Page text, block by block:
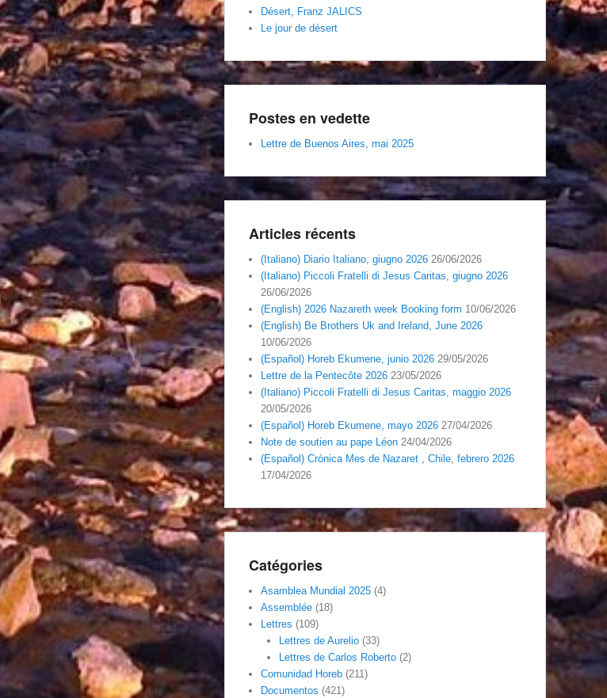
Désert, Franz JALICS
Le jour de désert
Postes en vedette
Lettre de Buenos Aires, mai 2025
Articles récents
(Italiano) Diario Italiano, giugno 2026 26/06/2026
(Italiano) Piccoli Fratelli di Jesus Caritas, giugno 2026
26/06/2026
(English) 2026 Nazareth week Booking form 10/06/2026
(English) Be Brothers Uk and Ireland, June 2026
10/06/2026
(Español) Horeb Ekumene, junio 2026 29/05/2026
Lettre de la Pentecôte 2026 23/05/2026
(Italiano) Piccoli Fratelli di Jesus Caritas, maggio 2026
20/05/2026
(Español) Horeb Ekumene, mayo 2026 27/04/2026
Note de soutien au pape Léon 24/04/2026
(Español) Crónica Mes de Nazaret , Chile, febrero 2026
17/04/2026
Catégories
Asamblea Mundial 2025 (4)
Assemblée (18)
Lettres (109)
Lettres de Aurelio(33)
Lettres de Carlos Roberto(2)
Comunidad Horeb (211)
Documentos (421)